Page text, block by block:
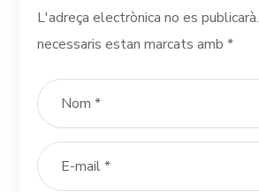
L'adreça electrònica no es publicarà.
necessaris estan marcats amb*